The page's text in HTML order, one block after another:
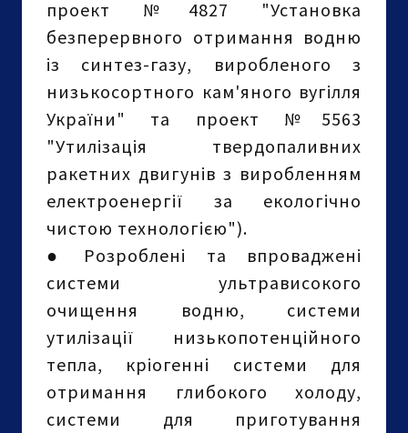
проект №4827 "Установка
безперервного отримання водню
із синтез-газу, виробленого з
низькосортного кам'яного вугілля
України" та проект №5563
"Утилізація твердопаливних
ракетних двигунів з виробленням
електроенергії за екологічно
чистою технологією").
● Розроблені та впроваджені
системи ультрависокого
очищення водню, системи
утилізації низькопотенційного
тепла, кріогенні системи для
отримання глибокого холоду,
системи для приготування